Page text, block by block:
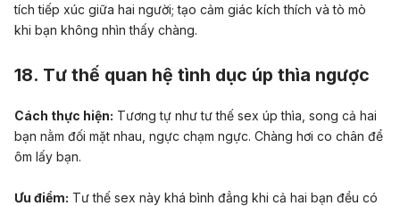
tích tiếp xúc giữa hai người; tạo cảm giác kích thích và tò mò
khi bạn không nhìn thấy chàng.
18. Tư thế quan hệ tình dục úp thìa ngược
Cách thực hiện: Tương tự như tư thế sex úp thìa, song cả hai
bạn nằm đối mặt nhau, ngực chạm ngực. Chàng hơi co chân để
ôm lấy bạn.
Ưu điểm: Tư thế sex này khá bình đẳng khi cả hai bạn đều có